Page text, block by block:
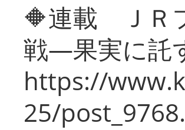
🔶連載 ＪＲ
戦―果実に託
https://
25/